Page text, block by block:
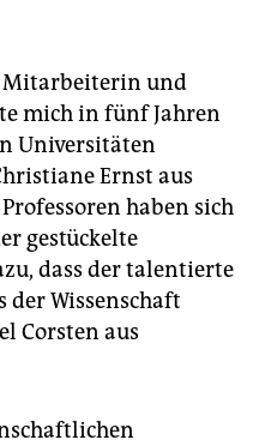
Mitarbeiterin und
mich in fünf Jahren
Universitäten
Ernst aus
haben sich
gestückelte
dass der talentierte
der Wissenschaft
Corsten aus